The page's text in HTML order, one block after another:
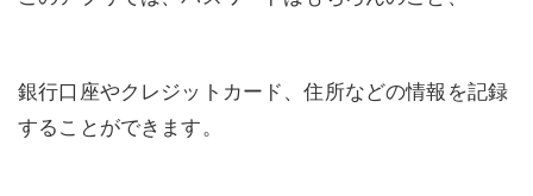
銀行口座やクレジットカード、住所などの情報を記録
することができます。